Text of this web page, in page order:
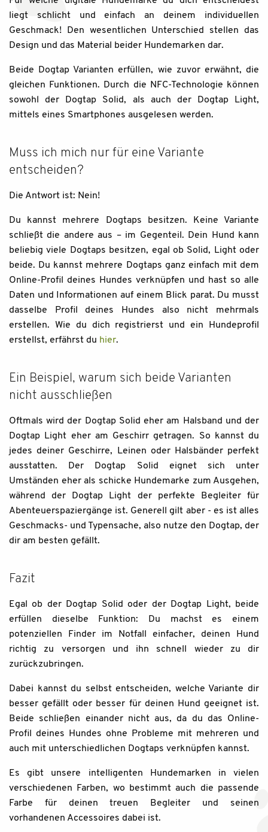
liegt schlicht und einfach an deinem individuellen
Geschmack! Den wesentlichen Unterschied stellen das
Design und das Material beider Hundemarken dar.
Beide Dogtap Varianten erfüllen, wie zuvor erwähnt, die
gleichen Funktionen. Durch die NFC-Technologie können
sowohl der Dogtap Solid, als auch der Dogtap Light,
mittels eines Smartphones ausgelesen werden.
Muss ich mich nur für eine Variante
entscheiden?
Die Antwort ist: Nein!
Du kannst mehrere Dogtaps besitzen. Keine Variante
schließt die andere aus – im Gegenteil. Dein Hund kann
beliebig viele Dogtaps besitzen, egal ob Solid, Light oder
beide. Du kannst mehrere Dogtaps ganz einfach mit dem
Online-Profil deines Hundes verknüpfen und hast so alle
Daten und Informationen auf einem Blick parat. Du musst
dasselbe Profil deines Hundes also nicht mehrmals
erstellen. Wie du dich registrierst und ein Hundeprofil
erstellst, erfährst du hier.
Ein Beispiel, warum sich beide Varianten
nicht ausschließen
Oftmals wird der Dogtap Solid eher am Halsband und der
Dogtap Light eher am Geschirr getragen. So kannst du
jedes deiner Geschirre, Leinen oder Halsbänder perfekt
ausstatten. Der Dogtap Solid eignet sich unter
Umständen eher als schicke Hundemarke zum Ausgehen,
während der Dogtap Light der perfekte Begleiter für
Abenteuerspaziergänge ist. Generell gilt aber - es ist alles
Geschmacks- und Typensache, also nutze den Dogtap, der
dir am besten gefällt.
Fazit
Egal ob der Dogtap Solid oder der Dogtap Light, beide
erfüllen dieselbe Funktion: Du machst es einem
potenziellen Finder im Notfall einfacher, deinen Hund
richtig zu versorgen und ihn schnell wieder zu dir
zurückzubringen.
Dabei kannst du selbst entscheiden, welche Variante dir
besser gefällt oder besser für deinen Hund geeignet ist.
Beide schließen einander nicht aus, da du das Online-
Profil deines Hundes ohne Probleme mit mehreren und
auch mit unterschiedlichen Dogtaps verknüpfen kannst.
Es gibt unsere intelligenten Hundemarken in vielen
verschiedenen Farben, wo bestimmt auch die passende
Farbe für deinen treuen Begleiter und seinen
vorhandenen Accessoires dabei ist.